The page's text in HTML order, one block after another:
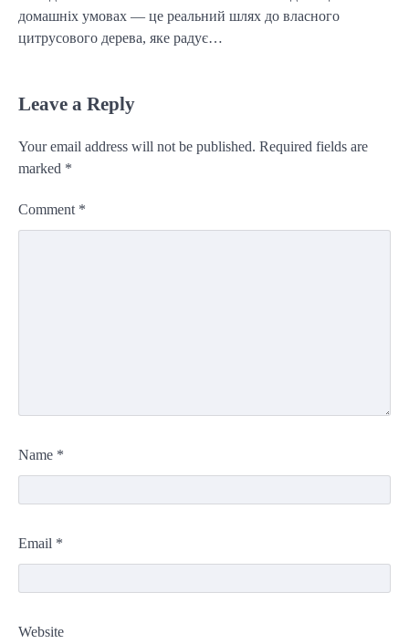
домашніх умовах — це реальний шлях до власного
цитрусового дерева, яке радує…
Leave a Reply
Your email address will not be published. Required fields are
marked *
Comment *
Name *
Email *
Website